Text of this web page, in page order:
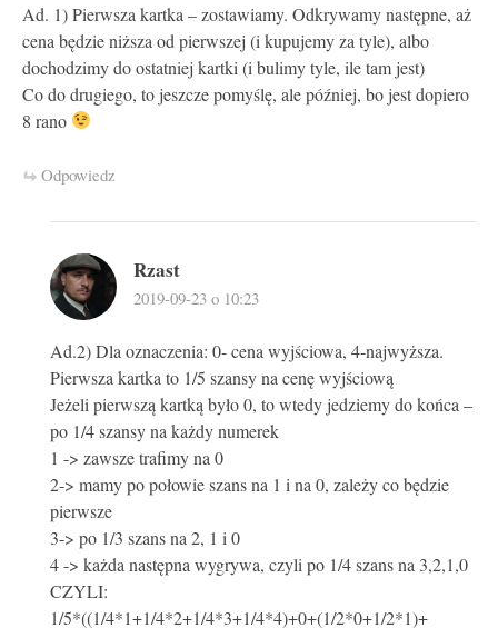
Ad. 1) Pierwsza kartka – zostawiamy. Odkrywamy następne, aż
cena będzie niższa od pierwszej (i kupujemy za tyle), albo
dochodzimy do ostatniej kartki (i bulimy tyle, ile tam jest)
Co do drugiego, to jeszcze pomyślę, ale później, bo jest dopiero
8 rano
Odpowiedz
Rzast
2019-09-23 o 10:23
Ad.2) Dla oznaczenia: 0- cena wyjściowa, 4-najwyższa.
Pierwsza kartka to 1/5 szansy na cenę wyjściową
Jeżeli pierwszą kartką było 0, to wtedy jedziemy do końca –
po 1/4 szansy na każdy numerek
1 -> zawsze trafimy na 0
2-> mamy po połowie szans na 1 i na 0, zależy co będzie
pierwsze
3-> po 1/3 szans na 2, 1 i 0
4 -> każda następna wygrywa, czyli po 1/4 szans na 3,2,1,0
CZYLI:
1/5*((1/4*1+1/4*2+1/4*3+1/4*4)+0+(1/2*0+1/2*1)+